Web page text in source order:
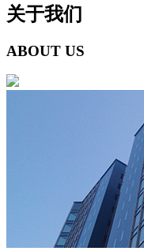
关于我们
ABOUT US